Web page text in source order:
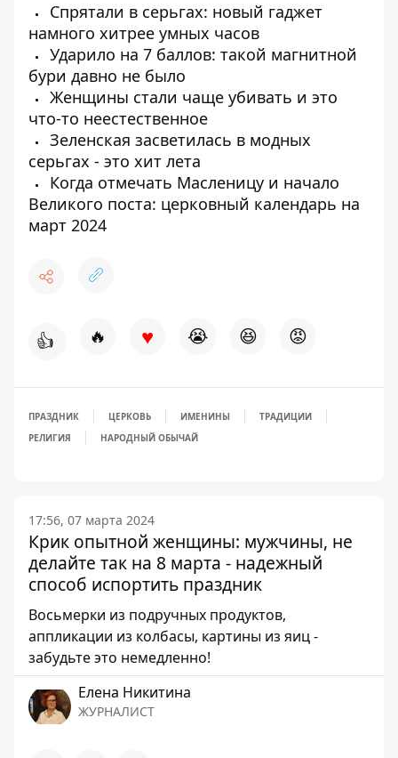
Спрятали в серьгах: новый гаджет
намного хитрее умных часов
Ударило на 7 баллов: такой магнитной
бури давно не было
Женщины стали чаще убивать и это
что-то неестественное
Зеленская засветилась в модных
серьгах - это хит лета
Когда отмечать Масленицу и начало
Великого поста: церковный календарь на
март 2024
👍 🔥 ♥ 😭 😆 😡
ПРАЗДНИК ЦЕРКОВЬ ИМЕНИНЫ
ТРАДИЦИИ
РЕЛИГИЯ
НАРОДНЫЙ ОБЫЧАЙ
17:56, 07 марта 2024
Крик опытной женщины: мужчины, не
делайте так на 8 марта - надежный
способ испортить праздник
Восьмерки из подручных продуктов,
аппликации из колбасы, картины из яиц -
забудьте это немедленно!
Елена Никитина
ЖУРНАЛИСТ